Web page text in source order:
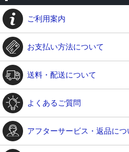
ご利用案内
お支払い方法について
送料・配送について
よくあるご質問
アフターサービス・返品につ